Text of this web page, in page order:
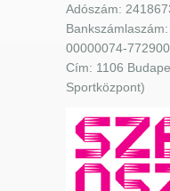
Adószám:
00000074-
Cím: 1106
Sportközpont)